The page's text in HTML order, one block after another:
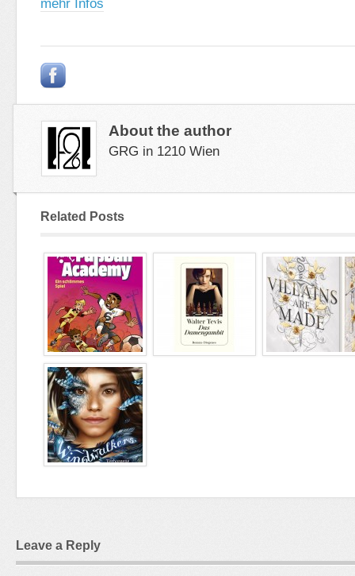
mehr Infos
About the author
GRG in 1210 Wien
Related Posts
Leave a Reply